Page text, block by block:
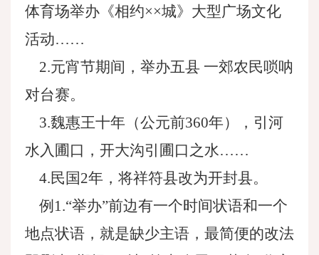
体育场举办《相约××城》大型广场文化
活动……
2.元宵节期间，举办五县 一郊农民唢呐
对台赛。
3.魏惠王十年（公元前360年），引河
水入圃口，开大沟引圃口之水……
4.民国2年，将祥符县改为开封县。
例1.“举办”前边有一个时间状语和一个
地点状语，就是缺少主语，最简便的改法